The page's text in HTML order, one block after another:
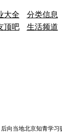
大全 分类信息
顶吧 生活频道
向当地北京知青学